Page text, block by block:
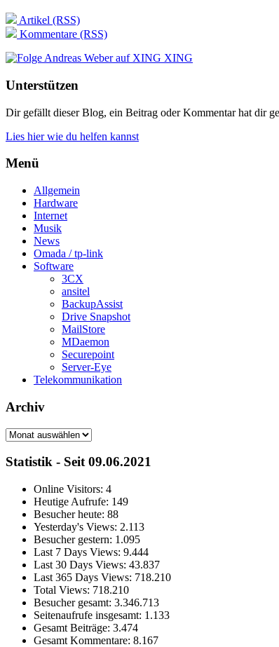
Artikel (RSS)
Kommentare (RSS)
XING
Unterstützen
Dir gefällt dieser Blog, ein Beitrag oder Kommentar hat dir
Lies hier wie du helfen kannst
Menü
Allgemein
Hardware
Internet
Musik
News
Omada / tp-link
Software
3CX
ansitel
BackupAssist
Drive Snapshot
MailStore
MDaemon
Securepoint
Server-Eye
Telekommunikation
Archiv
Archiv
Statistik - Seit 09.06.2021
Online Visitors: 4
Heutige Aufrufe: 149
Besucher heute: 88
Yesterday's Views: 2.113
Besucher gestern: 1.095
Last 7 Days Views: 9.444
Last 30 Days Views: 43.837
Last 365 Days Views: 718.210
Total Views: 718.210
Besucher gesamt: 3.346.713
Seitenaufrufe insgesamt: 1.133
Gesamt Beiträge: 3.474
Gesamt Kommentare: 8.167